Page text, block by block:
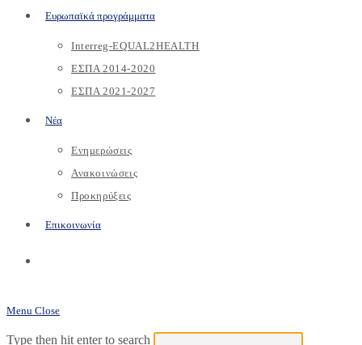
Ευρωπαϊκά προγράμματα
Interreg-EQUAL2HEALTH
ΕΣΠΑ 2014-2020
ΕΣΠΑ 2021-2027
Νέα
Ενημερώσεις
Ανακοινώσεις
Προκηρύξεις
Επικοινωνία
search
Menu Close
Search
Type then hit enter to search